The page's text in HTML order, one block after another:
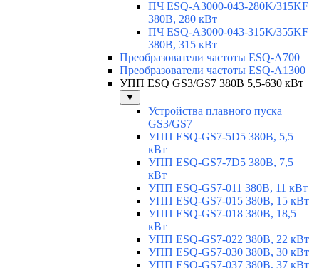
ПЧ ESQ-A3000-043-280K/315KF
380В, 280 кВт
ПЧ ESQ-A3000-043-315K/355KF
380В, 315 кВт
Преобразователи частоты ESQ-A700
Преобразователи частоты ESQ-A1300
УПП ESQ GS3/GS7 380В 5,5-630 кВт
▼
Устройства плавного пуска
GS3/GS7
УПП ESQ-GS7-5D5 380В, 5,5
кВт
УПП ESQ-GS7-7D5 380В, 7,5
кВт
УПП ESQ-GS7-011 380В, 11 кВт
УПП ESQ-GS7-015 380В, 15 кВт
УПП ESQ-GS7-018 380В, 18,5
кВт
УПП ESQ-GS7-022 380В, 22 кВт
УПП ESQ-GS7-030 380В, 30 кВт
УПП ESQ-GS7-037 380В, 37 кВт